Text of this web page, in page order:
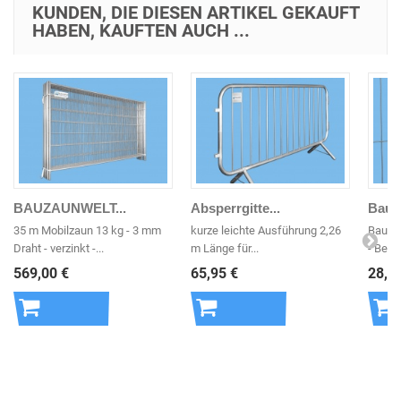
KUNDEN, DIE DIESEN ARTIKEL GEKAUFT
HABEN, KAUFTEN AUCH ...
BAUZAUNWELT...
35 m Mobilzaun 13 kg - 3 mm
Draht - verzinkt -...
569,00 €
Absperrgitte...
kurze leichte Ausführung 2,26
m Länge für...
65,95 €
-